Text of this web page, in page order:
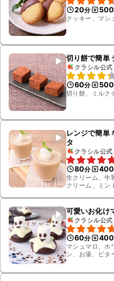
20分 500
クッキー、マシ
切り餅で簡単
クラシル公式
60分 500
切り餅、ミルク
レンジで簡単
タ
クラシル公式
80分 400
生クリーム、牛
クリーム、ミン
可愛いお化け
クラシル公式
60分 400
マシュマロ、ホ
ン、お湯、ビタ